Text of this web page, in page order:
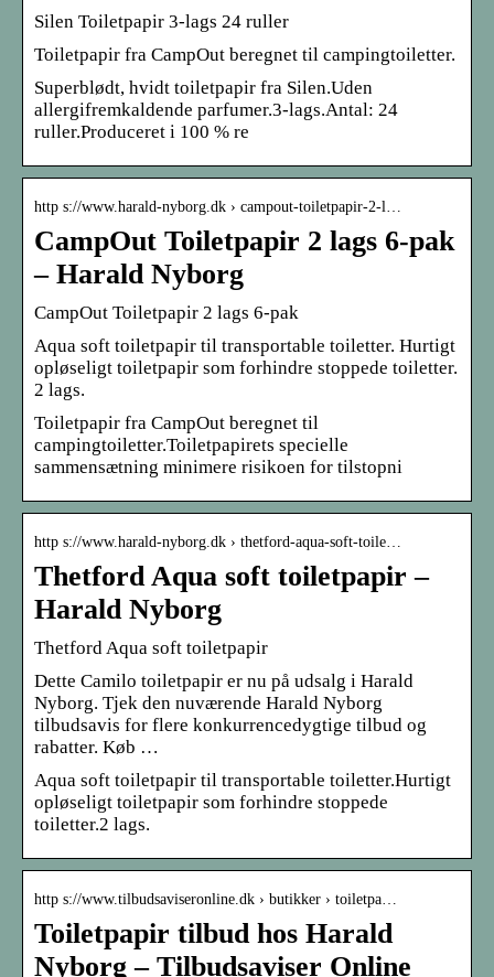
Silen Toiletpapir 3-lags 24 ruller
Toiletpapir fra CampOut beregnet til campingtoiletter.
Superblødt, hvidt toiletpapir fra Silen.Uden
allergifremkaldende parfumer.3-lags.Antal: 24
ruller.Produceret i 100 % re
http s://www.harald-nyborg.dk › campout-toiletpapir-2-l…
CampOut Toiletpapir 2 lags 6-pak
– Harald Nyborg
CampOut Toiletpapir 2 lags 6-pak
Aqua soft toiletpapir til transportable toiletter. Hurtigt
opløseligt toiletpapir som forhindre stoppede toiletter.
2 lags.
Toiletpapir fra CampOut beregnet til
campingtoiletter.Toiletpapirets specielle
sammensætning minimere risikoen for tilstopni
http s://www.harald-nyborg.dk › thetford-aqua-soft-toile…
Thetford Aqua soft toiletpapir –
Harald Nyborg
Thetford Aqua soft toiletpapir
Dette Camilo toiletpapir er nu på udsalg i Harald
Nyborg. Tjek den nuværende Harald Nyborg
tilbudsavis for flere konkurrencedygtige tilbud og
rabatter. Køb …
Aqua soft toiletpapir til transportable toiletter.Hurtigt
opløseligt toiletpapir som forhindre stoppede
toiletter.2 lags.
http s://www.tilbudsaviseronline.dk › butikker › toiletpa…
Toiletpapir tilbud hos Harald
Nyborg – Tilbudsaviser Online